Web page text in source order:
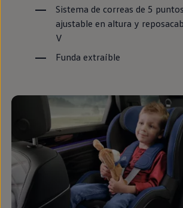
Sistema de correas de 5
ajustable en altura y
V
Funda extraíble